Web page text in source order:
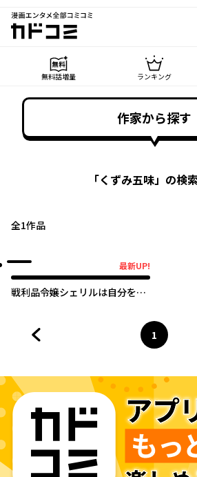
漫画エンタメ全部コミコミ
カドコミ
無料話増量 ランキング
作家から探す
「くずみ五味」の検
全1作品
最新UP!
戦利品令嬢シェリルは自分を殺
ページ
1
へ